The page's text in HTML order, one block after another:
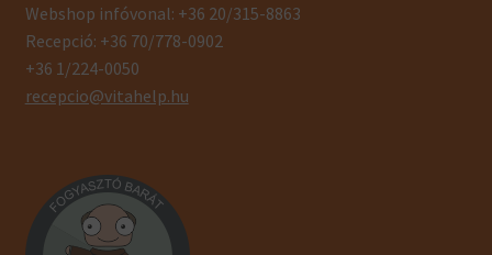
Webshop infóvonal: +36 20/315-8863
Recepció: +36 70/778-0902
+36 1/224-0050
recepcio@vitahelp.hu